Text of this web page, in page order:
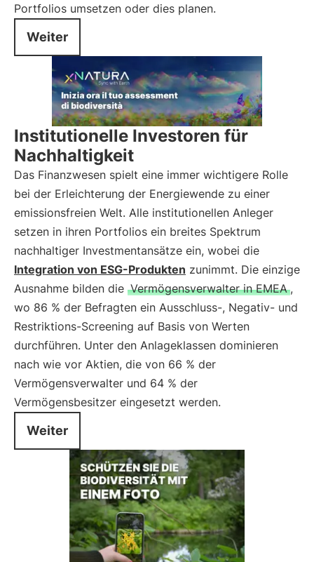
Portfolios umsetzen oder dies planen.
Weiter
Institutionelle Investoren für
Nachhaltigkeit
Das Finanzwesen spielt eine immer wichtigere Rolle
bei der Erleichterung der Energiewende zu einer
emissionsfreien Welt. Alle institutionellen Anleger
setzen in ihren Portfolios ein breites Spektrum
nachhaltiger Investmentansätze ein, wobei die
Integration von ESG-Produkten zunimmt. Die einzige
Ausnahme bilden die Vermögensverwalter in EMEA ,
wo 86 % der Befragten ein Ausschluss-, Negativ- und
Restriktions-Screening auf Basis von Werten
durchführen. Unter den Anlageklassen dominieren
nach wie vor Aktien, die von 66 % der
Vermögensverwalter und 64 % der
Vermögensbesitzer eingesetzt werden.
Weiter